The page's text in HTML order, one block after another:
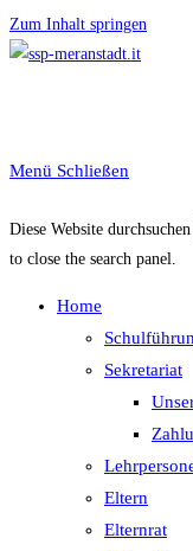
Zum Inhalt springen
Menü Schließen
Diese Website durchsuchen
to close the search panel.
Home
Sekretariat
Eltern
Elternrat